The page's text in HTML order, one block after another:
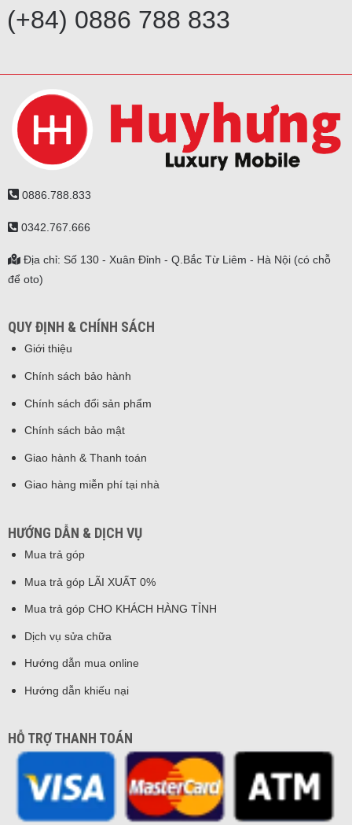
(+84) 0886 788 833
0886.788.833
0342.767.666
Địa chỉ: Số 130 - Xuân Đỉnh - Q.Bắc Từ Liêm - Hà Nội (có chỗ
để oto)
QUY ĐỊNH & CHÍNH SÁCH
Giới thiệu
Chính sách bảo hành
Chính sách đổi sản phẩm
Chính sách bảo mật
Giao hành & Thanh toán
Giao hàng miễn phí tại nhà
HƯỚNG DẪN & DỊCH VỤ
Mua trả góp
Mua trả góp LÃI XUẤT 0%
Mua trả góp CHO KHÁCH HÀNG TỈNH
Dịch vụ sửa chữa
Hướng dẫn mua online
Hướng dẫn khiếu nại
HỖ TRỢ THANH TOÁN